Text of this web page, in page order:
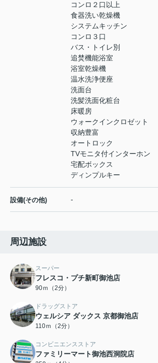
コンロ２口以上
食器洗い乾燥機
システムキッチン
コンロ３口
バス・トイレ別
追焚機能浴室
浴室乾燥機
温水洗浄便座
洗面台
洗髪洗面化粧台
床暖房
ウォークインクロゼット
収納豊富
オートロック
TVモニタ付インターホン
宅配ボックス
ディンプルキー
設備(その他) -
周辺施設
スーパー
フレスコ・プチ新町御池店
90ｍ（2分）
ドラッグストア
ウェルシア ダックス 京都御池店
110ｍ（2分）
コンビニエンスストア
ファミリーマート御池西洞院店